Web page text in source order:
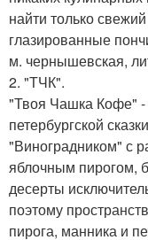
найти только
глазированные
м. чернышевская,
2. "ТЧК".
"Твоя Чашка Кофе" -
петербургской
"Виноградником" с
яблочным пирогом,
десерты
поэтому
пирога, манника и